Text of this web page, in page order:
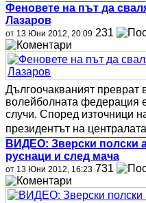
Феновете на път да
Лазаров
от 13 Юни 2012, 20:09 231
Дългоочакваният преврат
волейболната федерация
случи. Според източници
президентът на
ВИДЕО: Зверски полски
руснаци и след мача
от 13 Юни 2012, 16:23 731